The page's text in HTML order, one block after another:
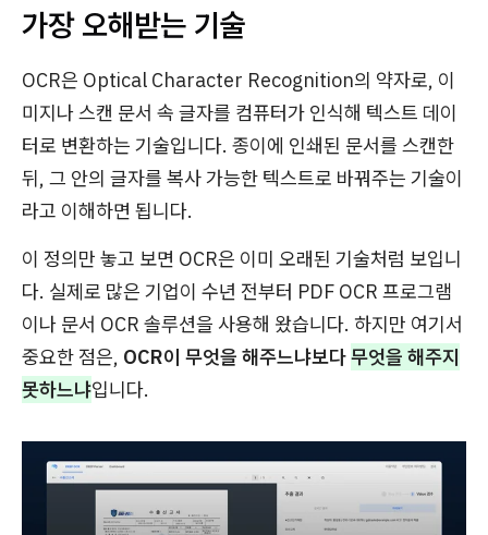
가장 오해받는 기술
OCR은 Optical Character Recognition의 약자로, 이
미지나 스캔 문서 속 글자를 컴퓨터가 인식해 텍스트 데이
터로 변환하는 기술입니다. 종이에 인쇄된 문서를 스캔한
뒤, 그 안의 글자를 복사 가능한 텍스트로 바꿔주는 기술이
라고 이해하면 됩니다.
이 정의만 놓고 보면 OCR은 이미 오래된 기술처럼 보입니
다. 실제로 많은 기업이 수년 전부터 PDF OCR 프로그램
이나 문서 OCR 솔루션을 사용해 왔습니다. 하지만 여기서
중요한 점은, OCR이 무엇을 해주느냐보다무엇을 해주지
못하느냐입니다.